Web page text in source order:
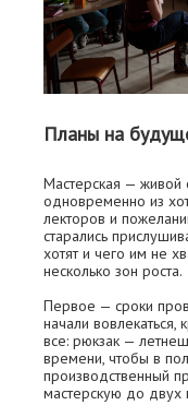
Планы на
Мастерская — живой
одновременно из
лекторов и
старались
хотят и чего им не
несколько зон роста.
Первое — сроки
начали вовлекаться,
все: рюкзак —
времени, чтобы в
производственный
мастерскую до двух